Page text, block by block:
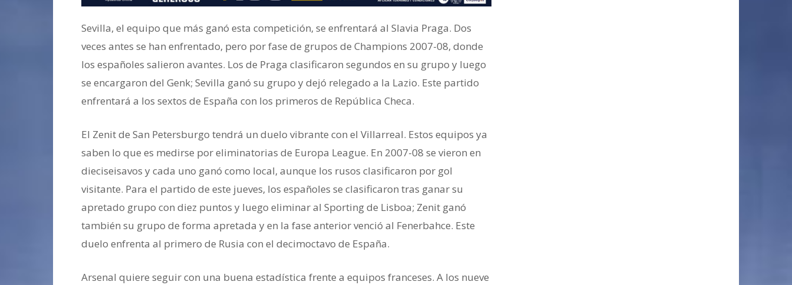
Sevilla, el equipo que más ganó esta competición, se enfrentará al Slavia Praga. Dos
veces antes se han enfrentado, pero por fase de grupos de Champions 2007-08, donde
los españoles salieron avantes. Los de Praga clasificaron segundos en su grupo y luego
se encargaron del Genk; Sevilla ganó su grupo y dejó relegado a la Lazio. Este partido
enfrentará a los sextos de España con los primeros de República Checa.
El Zenit de San Petersburgo tendrá un duelo vibrante con el Villarreal. Estos equipos ya
saben lo que es medirse por eliminatorias de Europa League. En 2007-08 se vieron en
dieciseisavos y cada uno ganó como local, aunque los rusos clasificaron por gol
visitante. Para el partido de este jueves, los españoles se clasificaron tras ganar su
apretado grupo con diez puntos y luego eliminar al Sporting de Lisboa; Zenit ganó
también su grupo de forma apretada y en la fase anterior venció al Fenerbahce. Este
duelo enfrenta al primero de Rusia con el decimoctavo de España.
Arsenal quiere seguir con una buena estadística frente a equipos franceses. A los nueve